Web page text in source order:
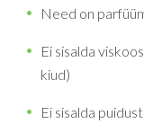
Need on
Ei sisalda
kiud)
Ei sisalda